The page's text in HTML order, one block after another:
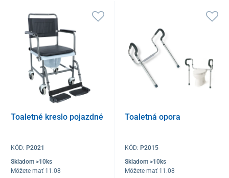
Toaletné kreslo pojazdné
KÓD: P2021
Skladom >10ks
Môžete mať 11.08
Toaletná opora
KÓD:P2015
Skladom >10ks
Môžete mať 11.08